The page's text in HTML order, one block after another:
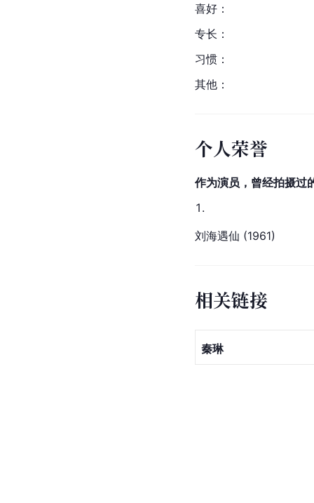
喜好：
专长：
习惯：
其他：
个人荣誉
作为演员，曾经拍摄过
刘海遇仙 (1961)
相关链接
秦琳